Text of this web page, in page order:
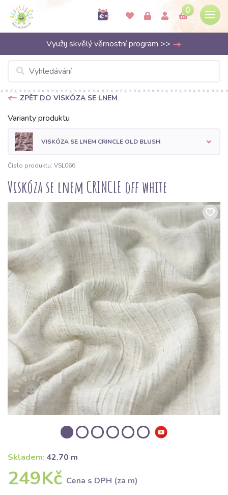
0
Využij skvělý věrnostní program >>
ZPĚT DO VISKÓZA SE LNEM
Varianty produktu
VISKÓZA SE LNEM CRINCLE OLD BLUSH
Číslo produktu: VSL066
Viskóza se lnem CRINCLE off white
Skladem: 42.70 m
249Kč Cena s DPH (za m)